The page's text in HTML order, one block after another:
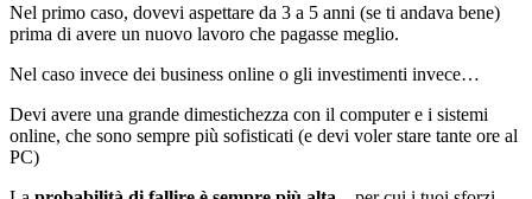
Nel primo caso, dovevi aspettare da 3 a 5 anni (se ti andava bene)
prima di avere un nuovo lavoro che pagasse meglio.
Nel caso invece dei business online o gli investimenti invece…
Devi avere una grande dimestichezza con il computer e i sistemi
online, che sono sempre più sofisticati (e devi voler stare tante ore al
PC)